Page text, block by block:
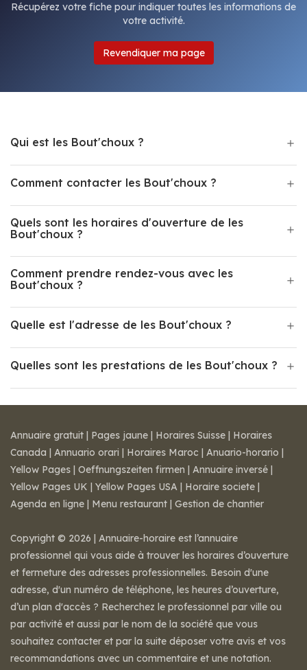
Récupérez votre fiche pour indiquer toutes les informations de
votre activité.
Revendiquer ma page
Qui est les Bout'choux ?
Comment contacter les Bout'choux ?
Quels sont les horaires d'ouverture de les
Bout'choux ?
Comment prendre rendez-vous avec les
Bout'choux ?
Quelle est l'adresse de les Bout'choux ?
Quelles sont les prestations de les Bout'choux ?
Annuaire gratuit | Pages jaune | Horaires Suisse | Horaires
Canada | Annuario orari | Horaires Maroc | Anuario-horario |
Yellow Pages | Oeffnungszeiten firmen | Annuaire inversé |
Yellow Pages UK | Yellow Pages USA | Horaire societe |
Agenda en ligne | Menu restaurant | Gestion de chantier
Copyright © 2026 | Annuaire-horaire est l’annuaire
professionnel qui vous aide à trouver les horaires d’ouverture
et fermeture des adresses professionnelles. Besoin d'une
adresse, d'un numéro de téléphone, les heures d’ouverture,
d’un plan d'accès ? Recherchez le professionnel par ville ou
par activité et aussi par le nom de la société que vous
souhaitez contacter et par la suite déposer votre avis et vos
recommandations avec un commentaire et une notation.